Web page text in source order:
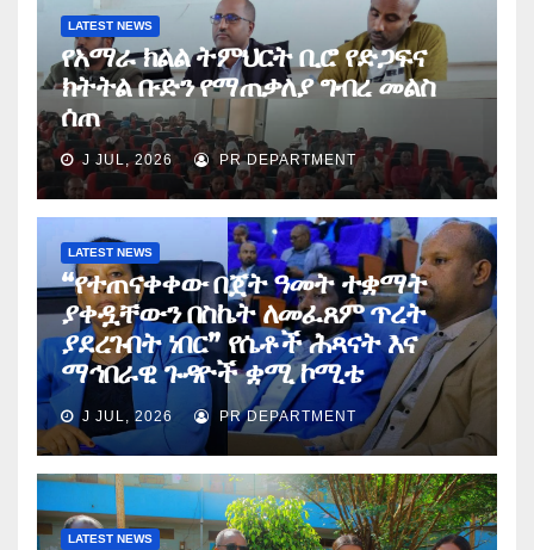
LATEST NEWS
የአማራ ክልል ትምህርት ቢሮ የድጋፍና
ክትትል ቡድን የማጠቃለያ ግብረ መልስ
ሰጠ
J JUL, 2026 PR DEPARTMENT
LATEST NEWS
“የተጠናቀቀው በጀት ዓመት ተቋማት
ያቀዷቸውን በስኬት ለመፈጸም ጥረት
ያደረጉበት ነበር” የሴቶች ሕጻናት እና
ማኅበራዊ ጉዳዮች ቋሚ ኮሚቴ
J JUL, 2026 PR DEPARTMENT
LATEST NEWS